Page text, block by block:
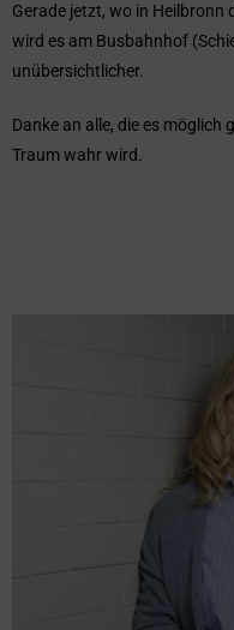
Gerade jetzt, wo in
wird es am Busbahnhof
unübersichtlicher.
Danke an alle, die es möglich
Traum wahr wird.